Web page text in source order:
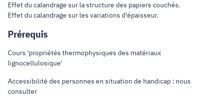
Effet du calandrage sur la structure des papiers couchés.
Effet du calandrage sur les variations d'épaisseur.
Prérequis
Cours 'propriétés thermophysiques des matériaux
lignocellulosique'
Accessibilité des personnes en situation de handicap : nous
consulter